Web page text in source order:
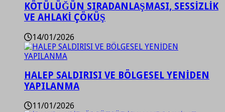
KÖTÜLÜĞÜN SIRADANLAŞMASI, SESSİZLİK
VE AHLAKİ ÇÖKÜŞ
14/01/2026
HALEP SALDIRISI VE BÖLGESEL YENİDEN
YAPILANMA
11/01/2026